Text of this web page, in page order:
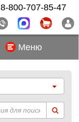
Меню
8-800-707-85-47